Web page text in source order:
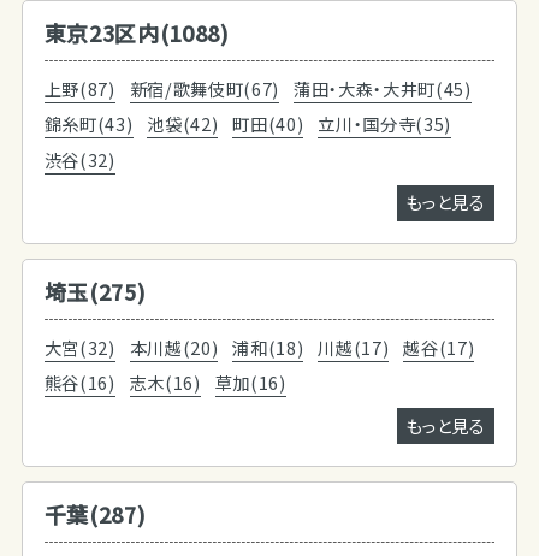
東京23区内(1088)
上野(87) 新宿/歌舞伎町(67)
蒲田・大森・大井町(45)
錦糸町(43)
池袋(42) 町田(40)
立川・国分寺(35)
渋谷(32)
もっと見る
埼玉(275)
大宮(32) 本川越(20) 浦和(18) 川越(17)
越谷(17)
熊谷(16)
志木(16)
草加(16)
もっと見る
千葉(287)